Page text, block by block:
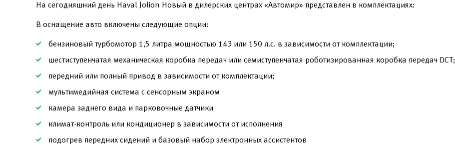
На сегодняшний день Haval Jolion Новый в дилерских центрах «Автомир» представлен в комплектациях:
В оснащение авто включены следующие опции:
бензиновый турбомотор 1,5 литра мощностью 143 или 150 л.с. в зависимости от комплектации;
шестиступенчатая механическая коробка передач или семиступенчатая роботизированная коробка передач DCT;
передний или полный привод в зависимости от комплектации;
мультимедийная система с сенсорным экраном
камера заднего вида и парковочные датчики
климат-контроль или кондиционер в зависимости от исполнения
подогрев передних сидений и базовый набор электронных ассистентов